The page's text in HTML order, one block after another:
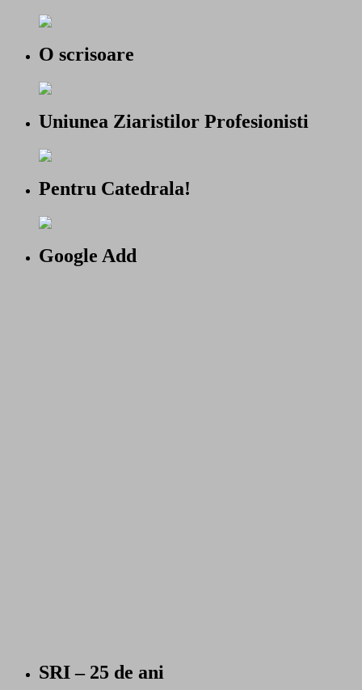
O scrisoare
Uniunea Ziaristilor Profesionisti
Pentru Catedrala!
Google Add
SRI – 25 de ani